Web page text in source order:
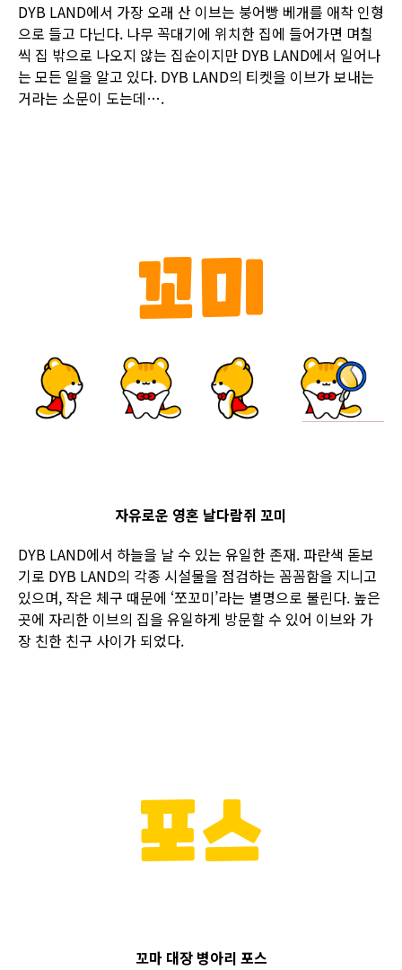
DYB LAND에서 가장 오래 산 이브는 붕어빵 베개를 애착 인형
으로 들고 다닌다. 나무 꼭대기에 위치한 집에 들어가면 며칠
씩 집 밖으로 나오지 않는 집순이지만 DYB LAND에서 일어나
는 모든 일을 알고 있다. DYB LAND의 티켓을 이브가 보내는
거라는 소문이 도는데….
자유로운 영혼 날다람쥐 꼬미
DYB LAND에서 하늘을 날 수 있는 유일한 존재. 파란색 돋보
기로 DYB LAND의 각종 시설물을 점검하는 꼼꼼함을 지니고
있으며, 작은 체구 때문에 ‘쪼꼬미’라는 별명으로 불린다. 높은
곳에 자리한 이브의 집을 유일하게 방문할 수 있어 이브와 가
장 친한 친구 사이가 되었다.
꼬마 대장 병아리 포스